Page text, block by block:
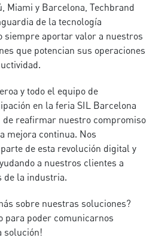
Miami y Barcelona, Techbrand
de la tecnología
siempre aportar valor a nuestros
que potencian sus operaciones
y todo el equipo de
en la feria SIL Barcelona
de reafirmar nuestro compromiso
mejora continua. Nos
de esta revolución digital y
a nuestros clientes a
de la industria.
sobre nuestras soluciones?
para poder comunicarnos
solución!